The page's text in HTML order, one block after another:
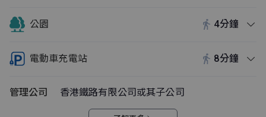
公園 4分鐘
電動車充電站 8分鐘
管理公司 香港鐵路有限公司或其子公司